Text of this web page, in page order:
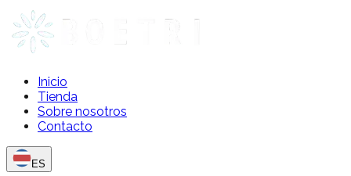
Inicio
Tienda
Sobre nosotros
Contacto
ES